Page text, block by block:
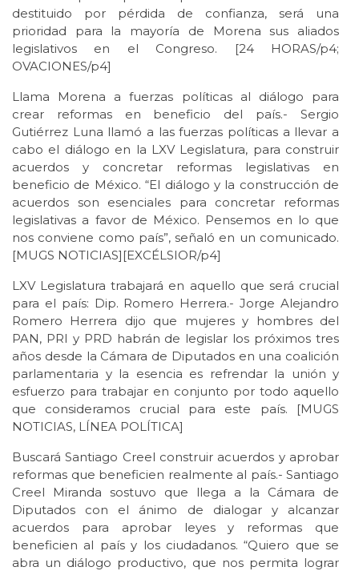
destituido por pérdida de confianza, será una
prioridad para la mayoría de Morena sus aliados
legislativos en el Congreso. [24 HORAS/p4;
OVACIONES/p4]
Llama Morena a fuerzas políticas al diálogo para
crear reformas en beneficio del país.- Sergio
Gutiérrez Luna llamó a las fuerzas políticas a llevar a
cabo el diálogo en la LXV Legislatura, para construir
acuerdos y concretar reformas legislativas en
beneficio de México. “El diálogo y la construcción de
acuerdos son esenciales para concretar reformas
legislativas a favor de México. Pensemos en lo que
nos conviene como país”, señaló en un comunicado.
[MUGS NOTICIAS][EXCÉLSIOR/p4]
LXV Legislatura trabajará en aquello que será crucial
para el país: Dip. Romero Herrera.- Jorge Alejandro
Romero Herrera dijo que mujeres y hombres del
PAN, PRI y PRD habrán de legislar los próximos tres
años desde la Cámara de Diputados en una coalición
parlamentaria y la esencia es refrendar la unión y
esfuerzo para trabajar en conjunto por todo aquello
que consideramos crucial para este país. [MUGS
NOTICIAS, LÍNEA POLÍTICA]
Buscará Santiago Creel construir acuerdos y aprobar
reformas que beneficien realmente al país.- Santiago
Creel Miranda sostuvo que llega a la Cámara de
Diputados con el ánimo de dialogar y alcanzar
acuerdos para aprobar leyes y reformas que
beneficien al país y los ciudadanos. “Quiero que se
abra un diálogo productivo, que nos permita lograr